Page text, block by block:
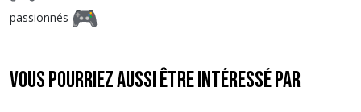
passionnés
Vous pourriez aussi être intéressé par